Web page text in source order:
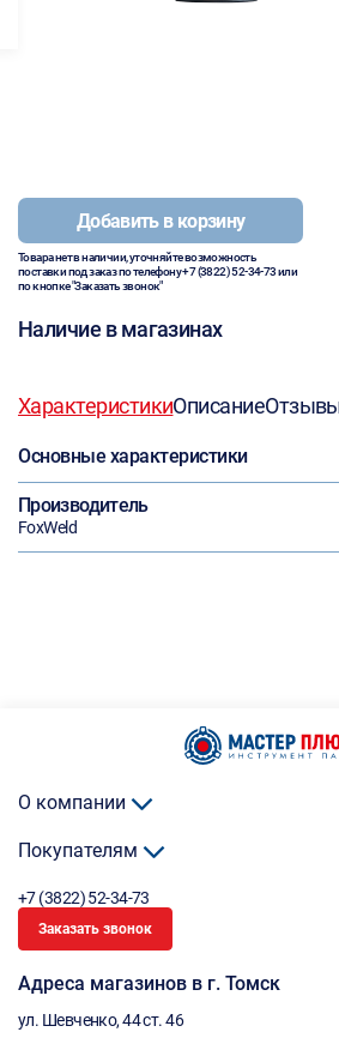
Добавить в корзину
Товара нет в наличии, уточняйте возможность
поставки под заказ по телефону+7 (3822) 52-34-73или
по кнопке "Заказать звонок"
Наличие в магазинах
ХарактеристикиОписание
Основные характеристики
Производитель
FoxWeld
О компании
Покупателям
+7 (3822) 52-34-73
Заказать звонок
Адреса магазинов в г. Томск
ул. Шевченко, 44 ст. 46